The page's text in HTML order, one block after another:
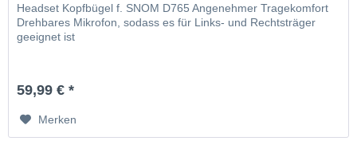
Headset Kopfbügel f. SNOM D765 Angenehmer Tragekomfort
Drehbares Mikrofon, sodass es für Links- und Rechtsträger
geeignet ist
59,99 € *
Merken